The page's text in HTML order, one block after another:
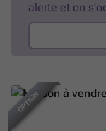
alerte et on
NOUVEAU
OPTION